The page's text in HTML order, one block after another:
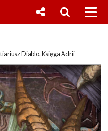
Diablo. Księga Adrii